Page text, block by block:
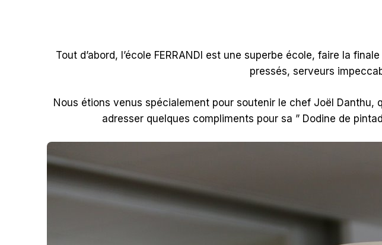
Tout d’abord, l’école FERRANDI est une superbe école, faire la
pressés, serveurs
Nous étions venus spécialement pour soutenir le chef Joël
adresser quelques compliments pour sa ” Dodine de